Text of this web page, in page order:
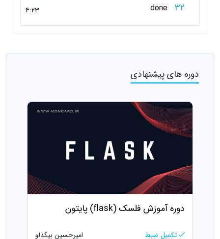
32
done
4:23
دوره های پیشنهادی
دوره آموزش فلسک (flask) پایتون
تکمیل ضبط امیرحسین بیگدلو